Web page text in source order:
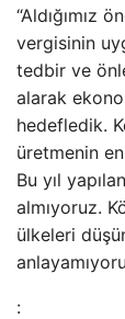
“Aldığımız
vergisinin
tedbir ve
alarak
hedefledik.
üretmenin
Bu yıl
almıyoruz.
ülkeleri
: